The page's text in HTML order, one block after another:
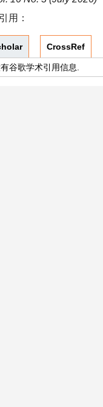
用：
CrossRef
谷歌学术引用信息.